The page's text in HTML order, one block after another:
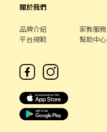
關於我們
品牌介紹 家教服務
平台規範
幫助中心